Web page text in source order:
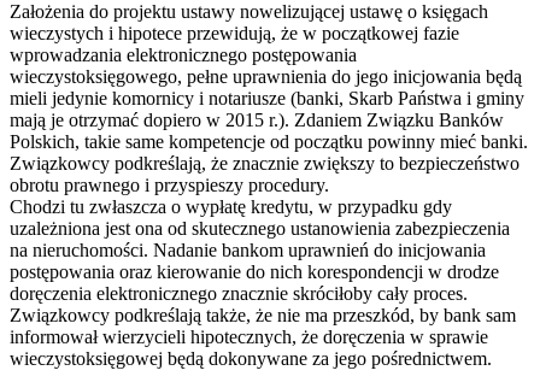
Założenia do projektu ustawy nowelizującej ustawę o księgach
wieczystych i hipotece przewidują, że w początkowej fazie
wprowadzania elektronicznego postępowania
wieczystoksięgowego, pełne uprawnienia do jego inicjowania będą
mieli jedynie komornicy i notariusze (banki, Skarb Państwa i gminy
mają je otrzymać dopiero w 2015 r.). Zdaniem Związku Banków
Polskich, takie same kompetencje od początku powinny mieć banki.
Związkowcy podkreślają, że znacznie zwiększy to bezpieczeństwo
obrotu prawnego i przyspieszy procedury.
Chodzi tu zwłaszcza o wypłatę kredytu, w przypadku gdy
uzależniona jest ona od skutecznego ustanowienia zabezpieczenia
na nieruchomości. Nadanie bankom uprawnień do inicjowania
postępowania oraz kierowanie do nich korespondencji w drodze
doręczenia elektronicznego znacznie skróciłoby cały proces.
Związkowcy podkreślają także, że nie ma przeszkód, by bank sam
informował wierzycieli hipotecznych, że doręczenia w sprawie
wieczystoksięgowej będą dokonywane za jego pośrednictwem.